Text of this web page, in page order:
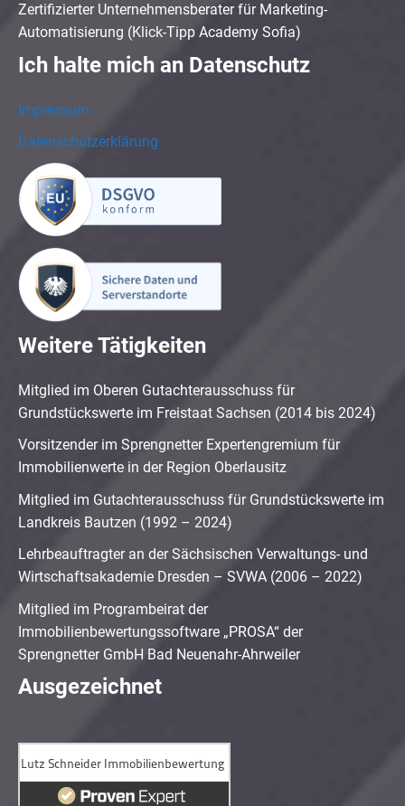
Zertifizierter Unternehmensberater für Marketing-
Automatisierung (Klick-Tipp Academy Sofia)
Ich halte mich an Datenschutz
Impressum
Datenschutzerklärung
Weitere Tätigkeiten
Mitglied im Oberen Gutachterausschuss für
Grundstückswerte im Freistaat Sachsen (2014 bis 2024)
Vorsitzender im Sprengnetter Expertengremium für
Immobilienwerte in der Region Oberlausitz
Mitglied im Gutachterausschuss für Grundstückswerte im
Landkreis Bautzen (1992 – 2024)
Lehrbeauftragter an der Sächsischen Verwaltungs- und
Wirtschaftsakademie Dresden – SVWA (2006 – 2022)
Mitglied im Programbeirat der
Immobilienbewertungssoftware „PROSA“ der
Sprengnetter GmbH Bad Neuenahr-Ahrweiler
Ausgezeichnet